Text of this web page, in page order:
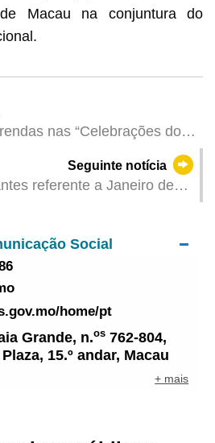
Macau na conjuntura do
nas “Celebrações do
Estabelecimento da RAEM”
internacionais alargando o
Seguinte notícia
referente a Janeiro de
Social
home/pt
Grande, n.os 762-804,
15.º andar, Macau
+ mais